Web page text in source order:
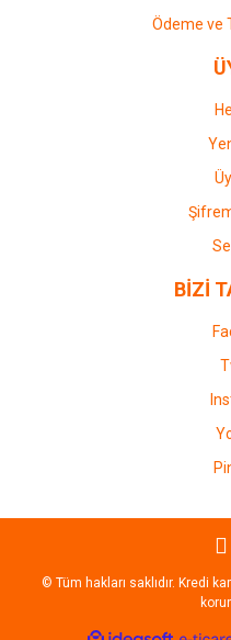
Ödeme ve
BİZİ
© Tüm hakları saklıdır. Kredi